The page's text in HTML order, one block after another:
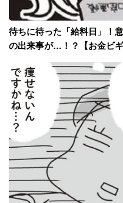
待ちに待った「給料日」！
の出来事が…！？【お金ビギ